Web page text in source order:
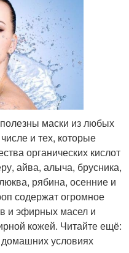
маски из любых
и тех, которые
органических кислот
айва, алыча, брусника,
рябина, осенние и
содержат огромное
и эфирных масел и
кожей. Читайте ещё:
условиях